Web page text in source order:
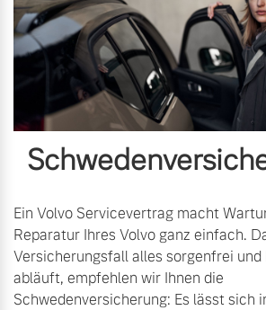
Ein Volvo Servicevertrag macht
Reparatur Ihres Volvo ganz einfach.
Versicherungsfall alles sorgenfrei und
abläuft, empfehlen wir Ihnen die
Schwedenversicherung: Es lässt sich